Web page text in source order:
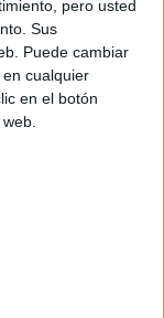
pero usted
Sus
Puede cambiar
cualquier
en el botón
por el
Kripke
The Boys
Sony Pictures